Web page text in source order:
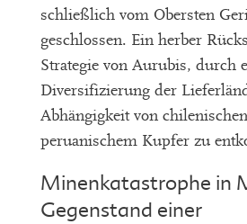
schließlich vom Obersten
geschlossen. Ein herber
Strategie von Aurubis, durch
Diversifizierung der
Abhängigkeit von
peruanischem Kupfer zu
Minenkatastrophe in
Gegenstand einer